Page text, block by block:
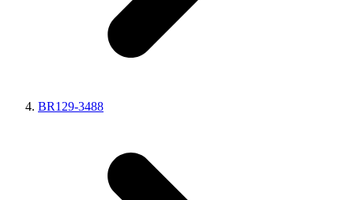
BR129-3488